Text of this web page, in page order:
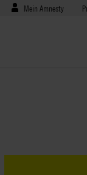
Benutzermenü
Mein Amnesty